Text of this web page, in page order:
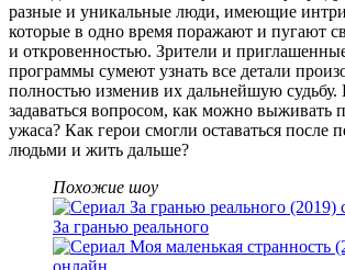
разные и уникальные люди, имеющие
которые в одно время поражают и пугают
и откровенностью. Зрители и
программы сумеют узнать все детали
полностью изменив их дальнейшую судьбу.
задаваться вопросом, как можно выживать
ужаса? Как герои смогли оставаться после
людьми и жить дальше?
Похожие шоу
За гранью реального